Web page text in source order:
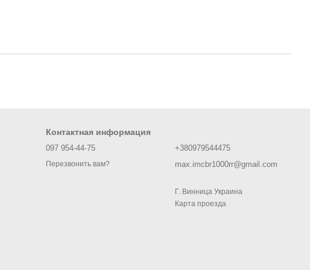
Контактная информация
097 954-44-75
Перезвонить вам?
+380979544475
max.imcbr1000rr@gmail.com
Г. Винница Украина
Карта проезда